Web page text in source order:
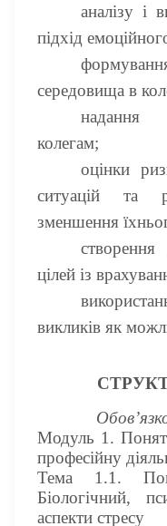
аналізу і
підхід
середовища в
надання
колегам;
оцінки
ситуацій та
зменшення
створення
цілей із
викликів як
Модуль 1.
професійну
Тема 1.1.
Біологічний,
аспекти стресу